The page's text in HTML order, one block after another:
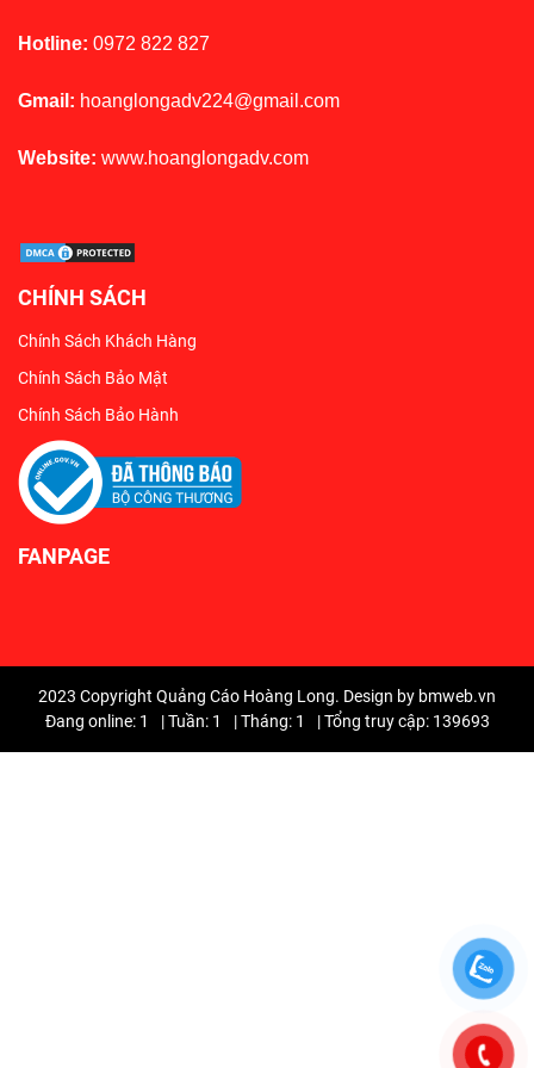
Hotline: 0972 822 827
Gmail: hoanglongadv224@gmail.com
Website: www.hoanglongadv.com
CHÍNH SÁCH
Chính Sách Khách Hàng
Chính Sách Bảo Mật
Chính Sách Bảo Hành
FANPAGE
2023 Copyright Quảng Cáo Hoàng Long. Design by bmweb.vn
Đang online: 1
|Tuần: 1 |Tháng: 1 |Tổng truy cập: 139693